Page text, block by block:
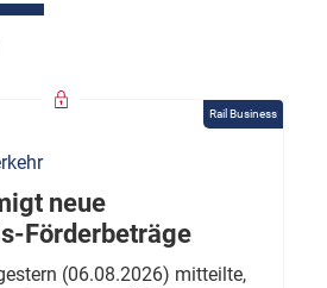
Rail Business
neue
Förderbeträge
(06.08.2026) mitteilte,